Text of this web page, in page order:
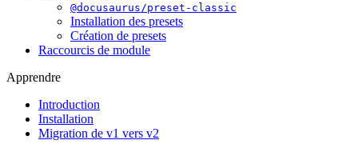
@docusaurus/preset-classic
Installation des presets
Création de presets
Raccourcis de module
Apprendre
Introduction
Installation
Migration de v1 vers v2